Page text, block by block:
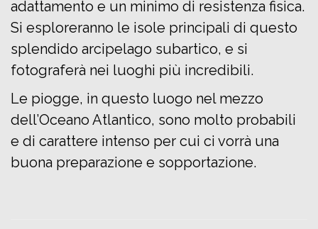
adattamento e un minimo di resistenza fisica.
Si esploreranno le isole principali di questo
splendido arcipelago subartico, e si
fotograferà nei luoghi più incredibili.
Le piogge, in questo luogo nel mezzo
dell’Oceano Atlantico, sono molto probabili
e di carattere intenso per cui ci vorrà una
buona preparazione e sopportazione.